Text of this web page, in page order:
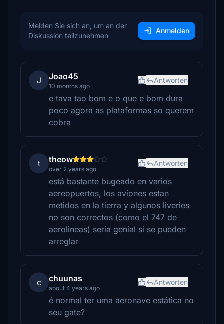
Melden Sie sich an, um an der
Diskussion teilzunehmen
Anmelden
J Joao45
10 months ago
Antworten
e tava tao bom e o que e bom dura
poco agora as plataformas so querem
cobra
t theow
over 2 years ago
Antworten
está bastante bugeado en varios
aereopuertos, los aviones estan
metidos en la tierra y algunos liveries
no son correctos (como el 747 de
aerolineas) seria genial si se pueden
arreglar
c chuunas
about 4 years ago
Antworten
é normal ter uma aeronave estática no
seu gate?